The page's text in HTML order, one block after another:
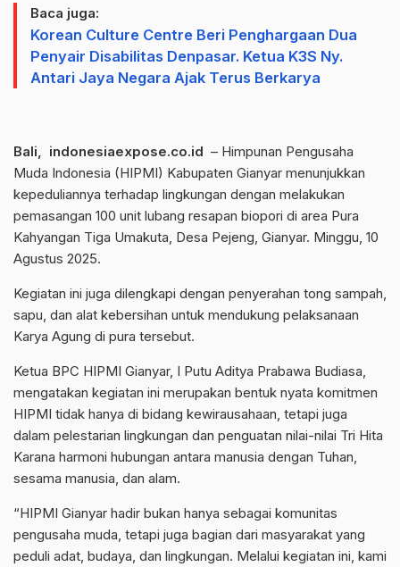
Baca juga:
Korean Culture Centre Beri Penghargaan Dua
Penyair Disabilitas Denpasar. Ketua K3S Ny.
Antari Jaya Negara Ajak Terus Berkarya
Bali, indonesiaexpose.co.id – Himpunan Pengusaha
Muda Indonesia (HIPMI) Kabupaten Gianyar menunjukkan
kepeduliannya terhadap lingkungan dengan melakukan
pemasangan 100 unit lubang resapan biopori di area Pura
Kahyangan Tiga Umakuta, Desa Pejeng, Gianyar. Minggu, 10
Agustus 2025.
Kegiatan ini juga dilengkapi dengan penyerahan tong sampah,
sapu, dan alat kebersihan untuk mendukung pelaksanaan
Karya Agung di pura tersebut.
Ketua BPC HIPMI Gianyar, I Putu Aditya Prabawa Budiasa,
mengatakan kegiatan ini merupakan bentuk nyata komitmen
HIPMI tidak hanya di bidang kewirausahaan, tetapi juga
dalam pelestarian lingkungan dan penguatan nilai-nilai Tri Hita
Karana harmoni hubungan antara manusia dengan Tuhan,
sesama manusia, dan alam.
“HIPMI Gianyar hadir bukan hanya sebagai komunitas
pengusaha muda, tetapi juga bagian dari masyarakat yang
peduli adat, budaya, dan lingkungan. Melalui kegiatan ini, kami